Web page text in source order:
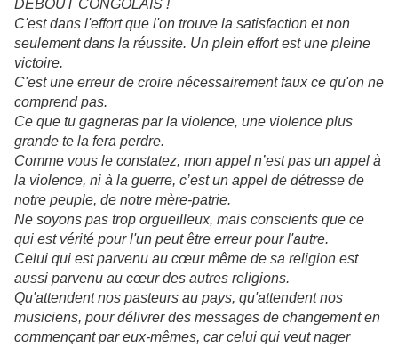
DEBOUT CONGOLAIS !
C'est dans l'effort que l'on trouve la satisfaction et non
seulement dans la réussite. Un plein effort est une pleine
victoire.
C'est une erreur de croire nécessairement faux ce qu'on ne
comprend pas.
Ce que tu gagneras par la violence, une violence plus
grande te la fera perdre.
Comme vous le constatez, mon appel n’est pas un appel à
la violence, ni à la guerre, c’est un appel de détresse de
notre peuple, de notre mère-patrie.
Ne soyons pas trop orgueilleux, mais conscients que ce
qui est vérité pour l'un peut être erreur pour l'autre.
Celui qui est parvenu au cœur même de sa religion est
aussi parvenu au cœur des autres religions.
Qu'attendent nos pasteurs au pays, qu'attendent nos
musiciens, pour délivrer des messages de changement en
commençant par eux-mêmes, car celui qui veut nager